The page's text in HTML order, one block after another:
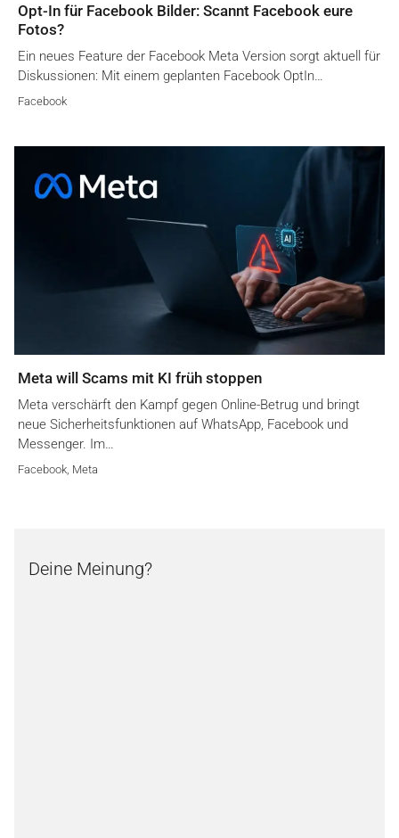
Opt-In für Facebook Bilder: Scannt Facebook eure
Fotos?
Ein neues Feature der Facebook Meta Version sorgt aktuell für
Diskussionen: Mit einem geplanten Facebook OptIn…
Facebook
Meta will Scams mit KI früh stoppen
Meta verschärft den Kampf gegen Online-Betrug und bringt
neue Sicherheitsfunktionen auf WhatsApp, Facebook und
Messenger. Im…
Facebook Meta
Deine Meinung?